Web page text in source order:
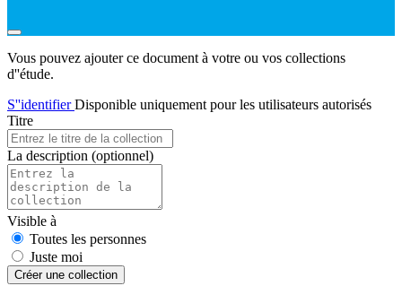
Vous pouvez ajouter ce document à votre ou vos collections
d''étude.
S''identifierDisponible uniquement pour les utilisateurs autorisés
Titre
La description (optionnel)
Visible à
Toutes les personnes
Juste moi
Créer une collection